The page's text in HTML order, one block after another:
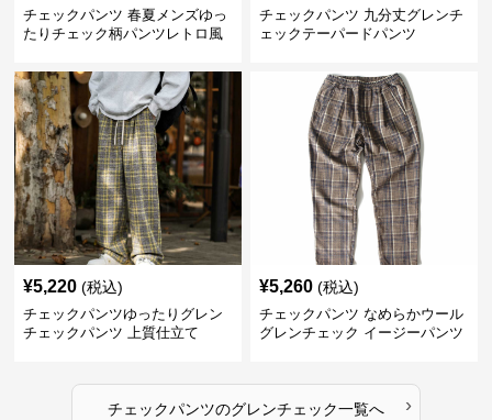
チェックパンツ 春夏メンズゆっ
たりチェック柄パンツレトロ風
チェックパンツ 九分丈グレンチ
ェックテーパードパンツ
¥5,220 (税込)
チェックパンツゆったりグレン
チェックパンツ 上質仕立て
¥5,260 (税込)
チェックパンツ なめらかウール
グレンチェック イージーパンツ
チェックパンツのグレンチェック一覧へ ›